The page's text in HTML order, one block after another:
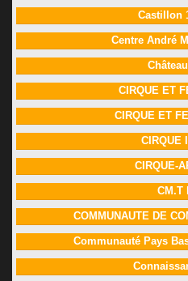
Castillon
Centre André
CIRQUE ET
CIRQUE ET
CIRQUE
CIRQUE-
CM.T
COMMUNAUTE DE
Communauté Pays